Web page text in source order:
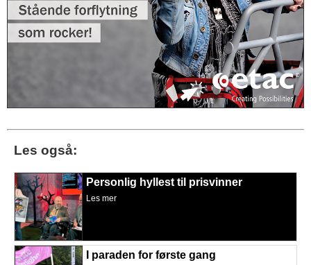
Les også:
Personlig hyllest til prisvinner
Les mer
I paraden for første gang